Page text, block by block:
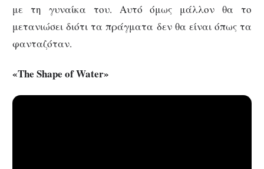
με τη γυναίκα του. Αυτό όμως μάλλον θα το
μετανιώσει διότι τα πράγματα δεν θα είναι όπως τα
φανταζόταν.
«The Shape of Water»